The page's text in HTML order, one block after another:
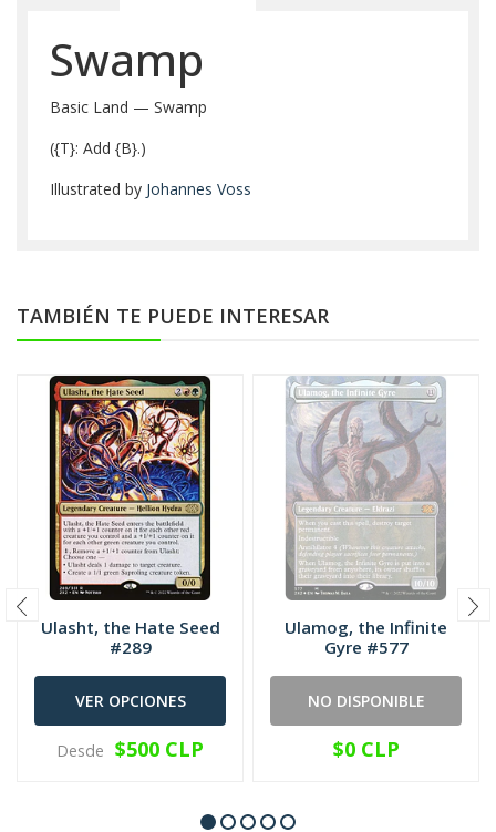
Swamp
Basic Land — Swamp
({T}: Add {B}.)
Illustrated by Johannes Voss
TAMBIÉN TE PUEDE INTERESAR
Ulasht, the Hate Seed
#289
VER OPCIONES
Desde $500 CLP
Ulamog, the Infinite
Gyre #577
NO DISPONIBLE
$0 CLP